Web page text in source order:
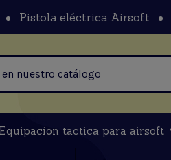
Pistola eléctrica Airsoft
Equipacion tactica para airsoft